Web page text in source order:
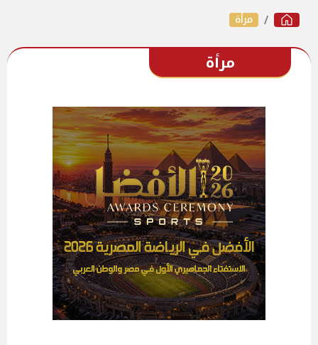
مرأة
مرأة